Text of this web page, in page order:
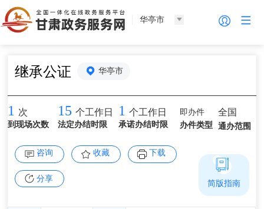
华亭市
继承公证 华亭市
1 次
到现场次数
15 个工作日
法定办结时限
1 个工作日
承诺办结时限
即办件
办件类型
全国
通办范围
咨询 收藏 下载
分享 简版指南